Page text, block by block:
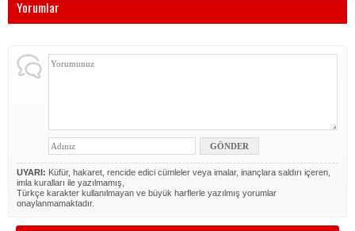
Yorumlar
UYARI: Küfür, hakaret, rencide edici cümleler veya imalar, inançlara saldırı içeren,
imla kuralları ile yazılmamış,
Türkçe karakter kullanılmayan ve büyük harflerle yazılmış yorumlar
onaylanmamaktadır.